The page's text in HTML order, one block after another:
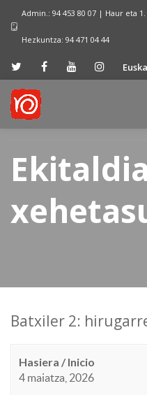
Admin.: 94 453 80 07 | Haur eta
Hezkuntza: 94 471 04 44
Batxiler 2:
Hasiera / Inicio
4 maiatza, 2026